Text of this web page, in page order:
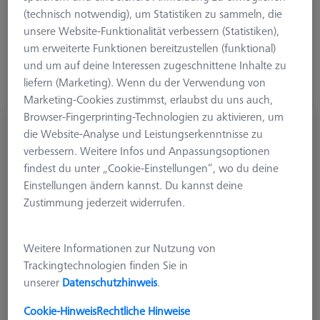
bestehen aus Rubin oder Siliziumnitrid. Neben den Standard
Kugeltastern sind auch zylindrische Taster aus Hartmetall und
Rubin erhältlich. Standardmaterial für gerade Taster ist
Hartmetall, zustätzlich gibt abgesetzte Schäfte aus Hartmetall,
die für zusätzliche Steifigkeit sorgen.
(technisch notwendig), um Statistiken zu sammeln, die
unsere Website-Funktionalität verbessern (Statistiken),
um erweiterte Funktionen bereitzustellen (funktional)
und um auf deine Interessen zugeschnittene Inhalte zu
liefern (Marketing). Wenn du der Verwendung von
Marketing-Cookies zustimmst, erlaubst du uns auch,
Browser-Fingerprinting-Technologien zu aktivieren, um
die Website-Analyse und Leistungserkenntnisse zu
verbessern. Weitere Infos und Anpassungsoptionen
findest du unter „Cookie-Einstellungen“, wo du deine
Einstellungen ändern kannst. Du kannst deine
Zustimmung jederzeit widerrufen.
Weitere Informationen zur Nutzung von
Trackingtechnologien finden Sie in
unserer Datenschutzhinweis.
Cookie-HinweisRechtliche Hinweise